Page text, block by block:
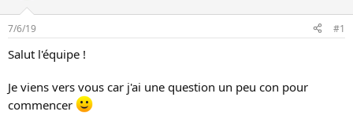
r
d
e
l
i
s
é
b
7/6/19 #1
Salut l'équipe !
Je viens vers vous car j'ai une question un peu con pour
commencer